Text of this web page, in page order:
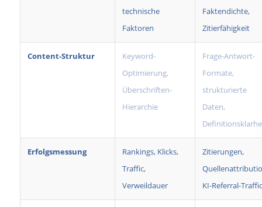
technische
Faktoren
Faktendichte,
Zitierfähigkeit
Content-Struktur
Keyword-
Optimierung,
Überschriften-
Hierarchie
Frage-Antwort-
Formate,
strukturierte
Daten,
Erfolgsmessung
Rankings, Klicks,
Traffic,
Verweildauer
Zitierungen,
KI-Referral-Traffic